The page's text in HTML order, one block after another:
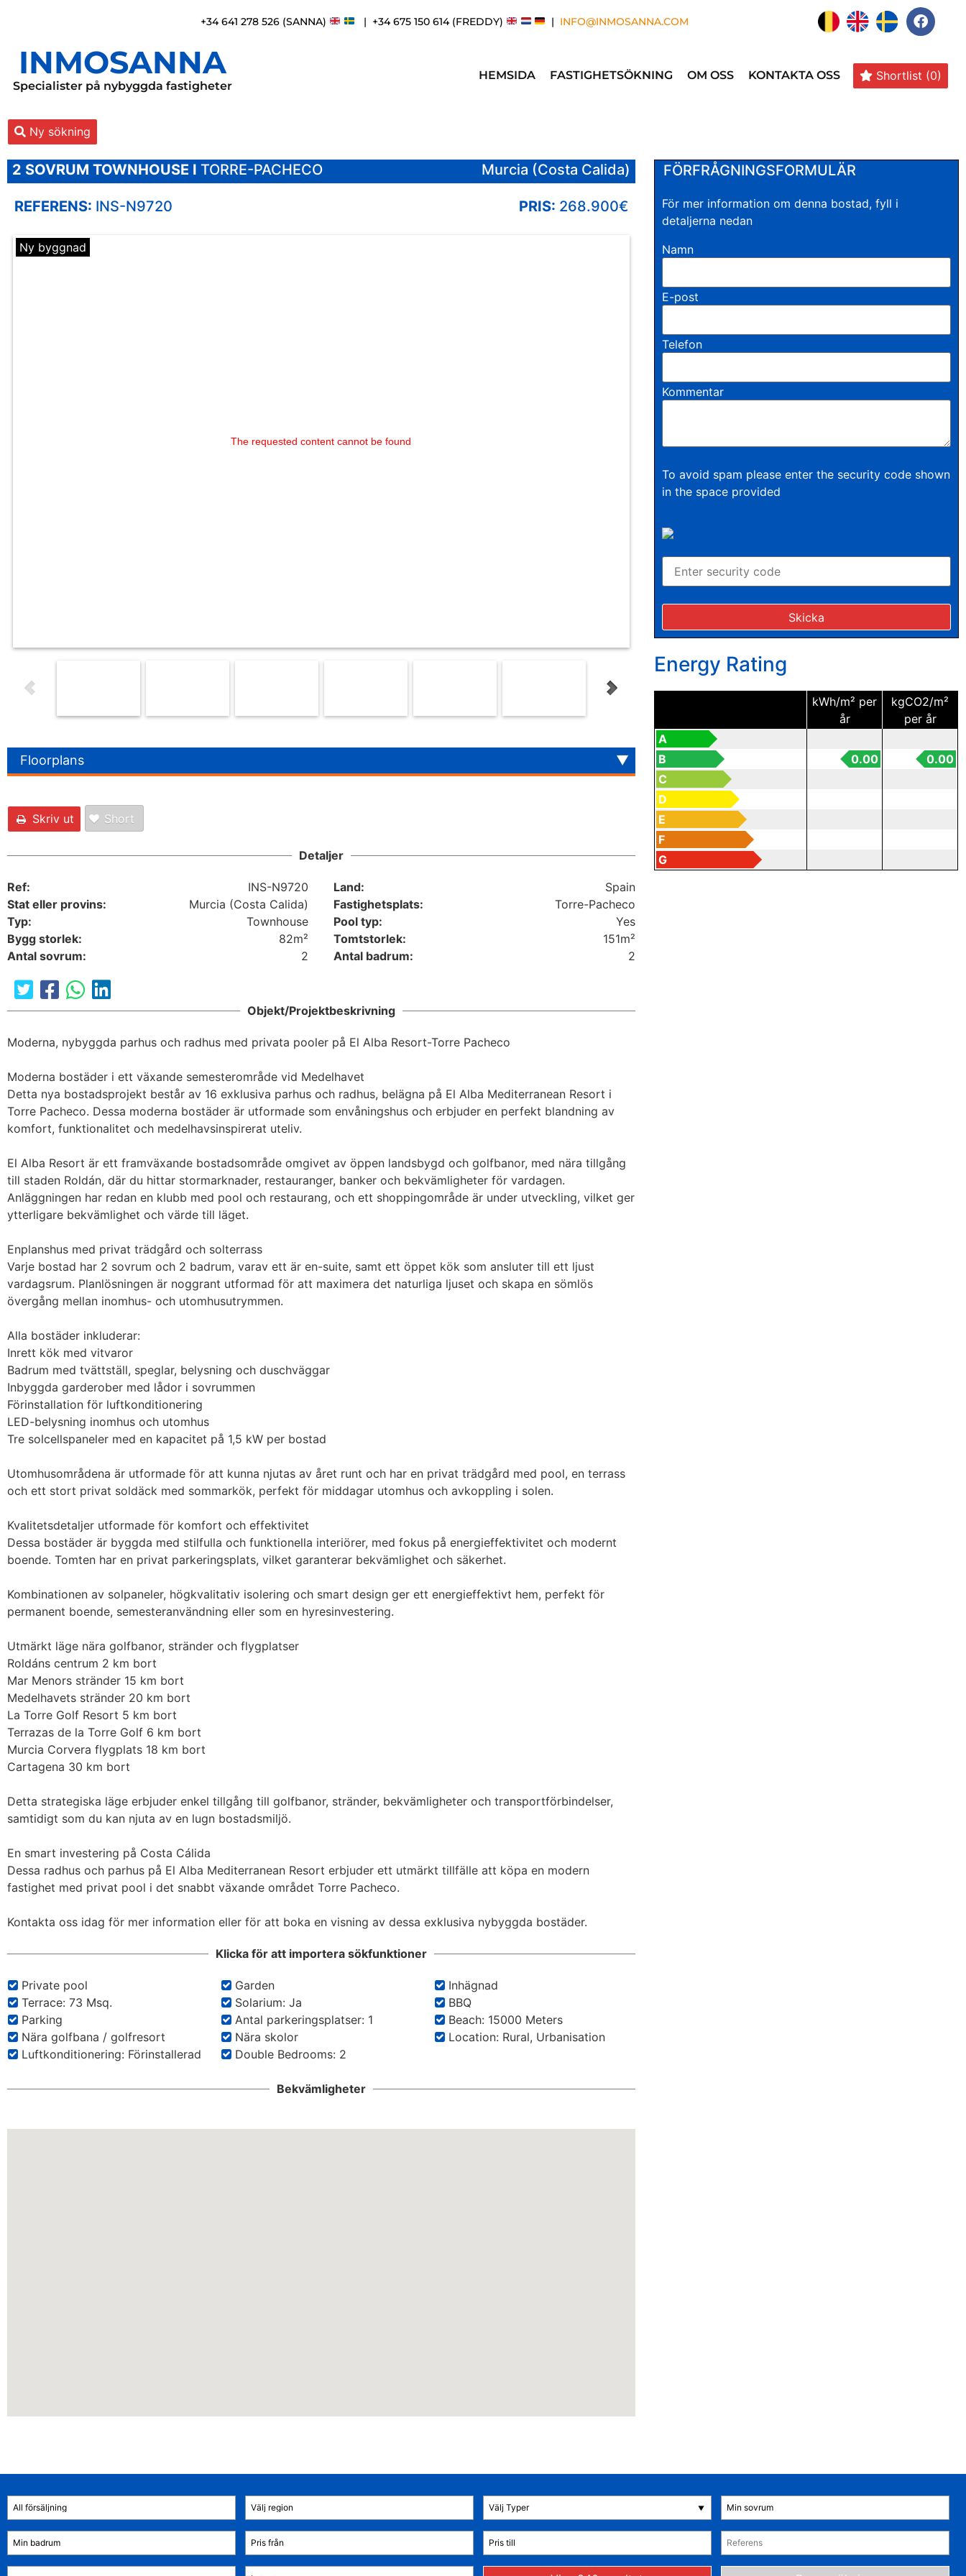
+34 641 278 526 (SANNA) | +34 675 150 614 (FREDDY) | INFO@INMOSANNA.COM
INMOSANNA
Specialister på nybyggda fastigheter
HEMSIDA FASTIGHETSÖKNING OM OSS KONTAKTA OSS Shortlist (0)
Ny sökning
2 SOVRUM TOWNHOUSE I TORRE-PACHECO Murcia (Costa Calida)
REFERENS: INS-N9720 PRIS: 268.900€
Ny byggnad
The requested content cannot be found
Floorplans
Skriv ut Short
Detaljer
Ref: INS-N9720 Land:
Spain
Stat eller provins:
Murcia (Costa Calida) Fastighetsplats:
Torre-Pacheco
Typ:
Townhouse Pool typ:
Yes
Bygg storlek:
82m² Tomtstorlek:
151m²
Antal sovrum:
2 Antal badrum: 2
Objekt/Projektbeskrivning
Moderna, nybyggda parhus och radhus med privata pooler på El Alba Resort-Torre Pacheco
Moderna bostäder i ett växande semesterområde vid Medelhavet
Detta nya bostadsprojekt består av 16 exklusiva parhus och radhus, belägna på El Alba Mediterranean Resort i
Torre Pacheco. Dessa moderna bostäder är utformade som envåningshus och erbjuder en perfekt blandning av
komfort, funktionalitet och medelhavsinspirerat uteliv.
El Alba Resort är ett framväxande bostadsområde omgivet av öppen landsbygd och golfbanor, med nära tillgång
till staden Roldán, där du hittar stormarknader, restauranger, banker och bekvämligheter för vardagen.
Anläggningen har redan en klubb med pool och restaurang, och ett shoppingområde är under utveckling, vilket ger
ytterligare bekvämlighet och värde till läget.
Enplanshus med privat trädgård och solterrass
Varje bostad har 2 sovrum och 2 badrum, varav ett är en-suite, samt ett öppet kök som ansluter till ett ljust
vardagsrum. Planlösningen är noggrant utformad för att maximera det naturliga ljuset och skapa en sömlös
övergång mellan inomhus- och utomhusutrymmen.
Alla bostäder inkluderar:
Inrett kök med vitvaror
Badrum med tvättställ, speglar, belysning och duschväggar
Inbyggda garderober med lådor i sovrummen
Förinstallation för luftkonditionering
LED-belysning inomhus och utomhus
Tre solcellspaneler med en kapacitet på 1,5 kW per bostad
Utomhusområdena är utformade för att kunna njutas av året runt och har en privat trädgård med pool, en terrass
och ett stort privat soldäck med sommarkök, perfekt för middagar utomhus och avkoppling i solen.
Kvalitetsdetaljer utformade för komfort och effektivitet
Dessa bostäder är byggda med stilfulla och funktionella interiörer, med fokus på energieffektivitet och modernt
boende. Tomten har en privat parkeringsplats, vilket garanterar bekvämlighet och säkerhet.
Kombinationen av solpaneler, högkvalitativ isolering och smart design ger ett energieffektivt hem, perfekt för
permanent boende, semesteranvändning eller som en hyresinvestering.
Utmärkt läge nära golfbanor, stränder och flygplatser
Roldáns centrum 2 km bort
Mar Menors stränder 15 km bort
Medelhavets stränder 20 km bort
La Torre Golf Resort 5 km bort
Terrazas de la Torre Golf 6 km bort
Murcia Corvera flygplats 18 km bort
Cartagena 30 km bort
Detta strategiska läge erbjuder enkel tillgång till golfbanor, stränder, bekvämligheter och transportförbindelser,
samtidigt som du kan njuta av en lugn bostadsmiljö.
En smart investering på Costa Cálida
Dessa radhus och parhus på El Alba Mediterranean Resort erbjuder ett utmärkt tillfälle att köpa en modern
fastighet med privat pool i det snabbt växande området Torre Pacheco.
Kontakta oss idag för mer information eller för att boka en visning av dessa exklusiva nybyggda bostäder.
Klicka för att importera sökfunktioner
Private pool Garden
Inhägnad
Terrace: 73 Msq.
Solarium: Ja
BBQ
Parking
Antal parkeringsplatser: 1
Beach: 15000 Meters
Nära golfbana / golfresort
Nära skolor
Location: Rural, Urbanisation
Luftkonditionering: Förinstallerad
Double Bedrooms: 2
Bekvämligheter
FÖRFRÅGNINGSFORMULÄR
För mer information om denna bostad, fyll i
detaljerna nedan
Namn
E-post
Telefon
Kommentar
To avoid spam please enter the security code shown
in the space provided
Energy Rating
kWh/m² per
år
kgCO2/m²
per år
A
B
0.00
0.00
C
D
E
F
G
Välj Typer